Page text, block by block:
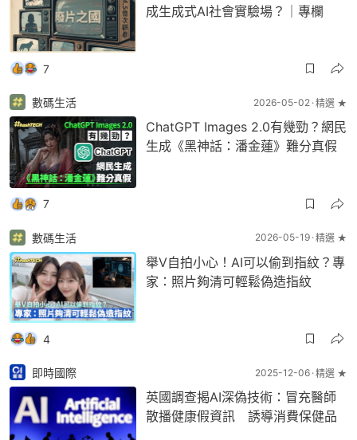
成生成式AI社會實驗場？｜專欄
7
數碼生活 2026-05-02 精選 ★
ChatGPT Images 2.0有幾勁？網民
生成《黑神話：潘金蓮》難分真假
7
數碼生活 2026-05-19 精選 ★
舉V自拍小心！AI可以偷到指紋？專
家：照片夠清可輕鬆偽造指紋
4
即時國際 2025-12-06 精選 ★
英國調查揭AI深偽技術：冒充醫師
散播健康假資訊 誘導消費保健品